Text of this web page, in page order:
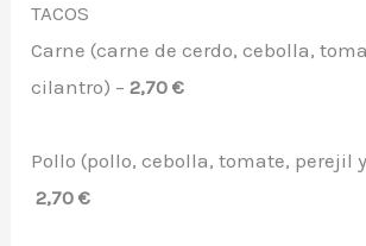
TACOS
Carne (carne de cerdo, cebolla,
cilantro) –2,70 €
Pollo (pollo, cebolla, tomate, perejil
2,70 €